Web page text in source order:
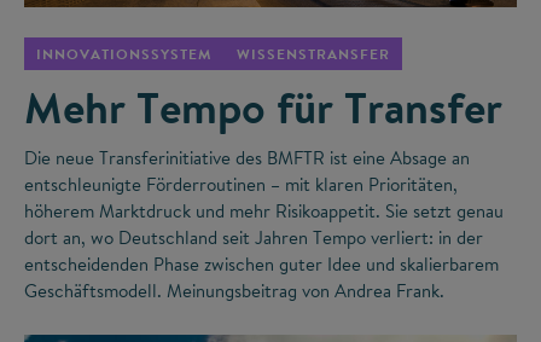
INNOVATIONSSYSTEM WISSENSTRANSFER
Mehr Tempo für Transfer
Die neue Transferinitiative des BMFTR ist eine Absage an
entschleunigte Förderroutinen – mit klaren Prioritäten,
höherem Marktdruck und mehr Risikoappetit. Sie setzt genau
dort an, wo Deutschland seit Jahren Tempo verliert: in der
entscheidenden Phase zwischen guter Idee und skalierbarem
Geschäftsmodell. Meinungsbeitrag von Andrea Frank.